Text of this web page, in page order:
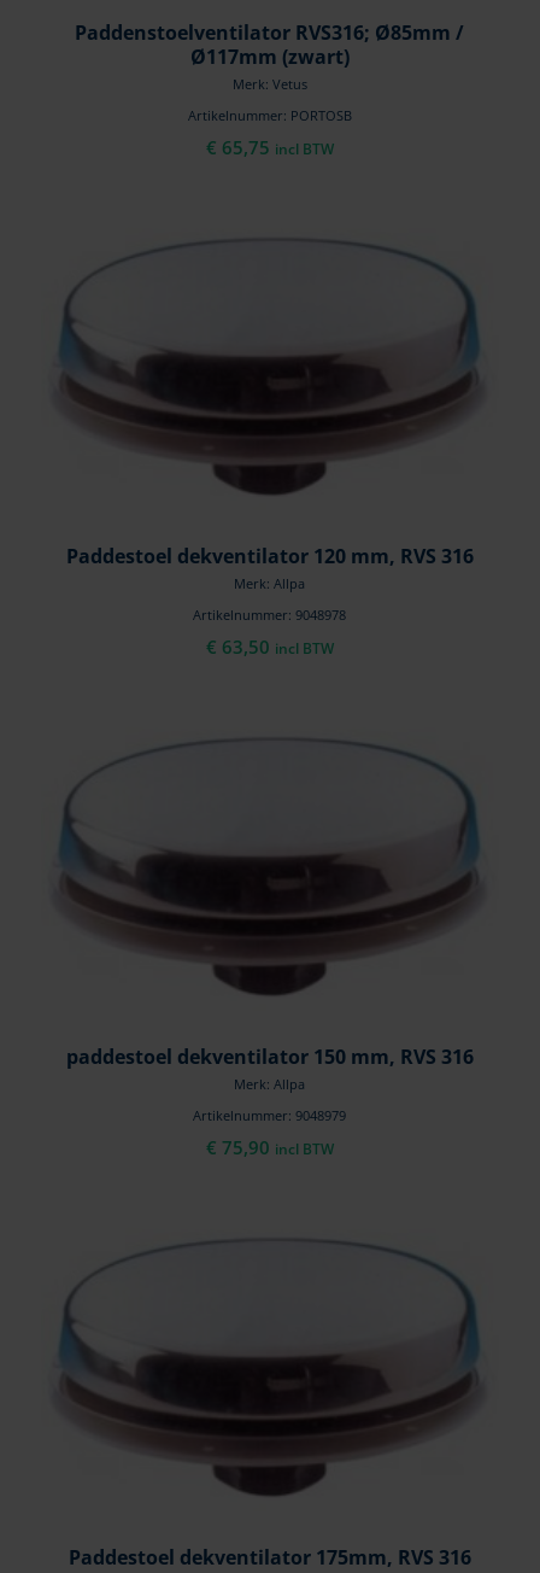
Paddenstoelventilator RVS316; Ø85mm /
Ø117mm (zwart)
Merk: Vetus
Artikelnummer: PORTOSB
€ 65,75 incl BTW
Paddestoel dekventilator 120 mm, RVS 316
Merk: Allpa
Artikelnummer: 9048978
€ 63,50 incl BTW
paddestoel dekventilator 150 mm, RVS 316
Merk: Allpa
Artikelnummer: 9048979
€ 75,90 incl BTW
Paddestoel dekventilator 175mm, RVS 316